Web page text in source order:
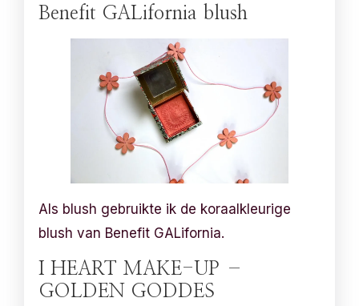
Benefit GALifornia blush
Als blush gebruikte ik de koraalkleurige
blush van Benefit GALifornia.
I HEART MAKE-UP –
GOLDEN GODDES